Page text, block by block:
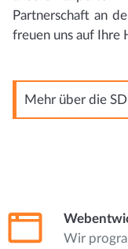
Partnerschaft an
freuen uns auf Ihre
Mehr über die
Wir